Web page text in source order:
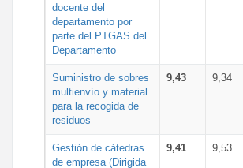
docente del
departamento por
parte del PTGAS del
Departamento
Suministro de sobres
multienvío y material
para la recogida de
residuos
9,43 9,34
Gestión de cátedras
de empresa (Dirigida
9,41 9,53